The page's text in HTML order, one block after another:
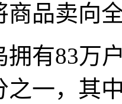
品卖向全
83万户
之一，其